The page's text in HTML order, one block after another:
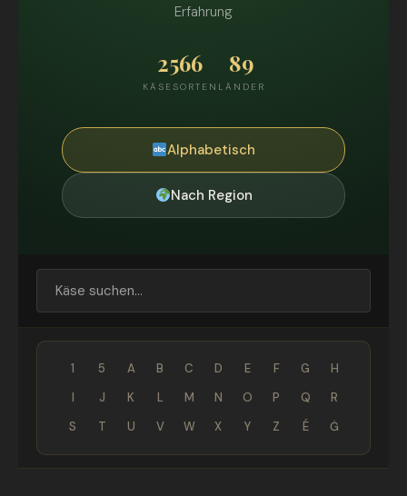
Erfahrung
2566
KÄSESORTEN
89
LÄNDER
Alphabetisch
Nach Region
1 5 A B C D E F G
H
I
J K L M N O P Q
R
S
T U V W X Y Z É Ġ